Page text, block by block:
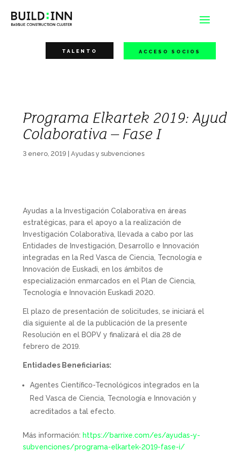
TALENTO ACCESO SOCIOS
Programa Elkartek 2019:
Colaborativa – Fase I
3 enero, 2019 Ayudas y subvenciones
Ayudas a la Investigación Colaborativa en áreas
estratégicas, para el apoyo a la realización de
Investigación Colaborativa, llevada a cabo por las
Entidades de Investigación, Desarrollo e Innovación
integradas en la Red Vasca de Ciencia, Tecnología e
Innovación de Euskadi, en los ámbitos de
especialización enmarcados en el Plan de Ciencia,
Tecnología e Innovación Euskadi 2020.
El plazo de presentación de solicitudes, se iniciará el
día siguiente al de la publicación de la presente
Resolución en el BOPV y finalizará el día 28 de
febrero de 2019.
Entidades Beneficiarias:
Agentes Científico-Tecnológicos integrados en la
Red Vasca de Ciencia, Tecnología e Innovación y
acreditados a tal efecto.
Más información: https://barrixe.com/es/ayudas-y-
subvenciones/programa-elkartek-2019-fase-i/